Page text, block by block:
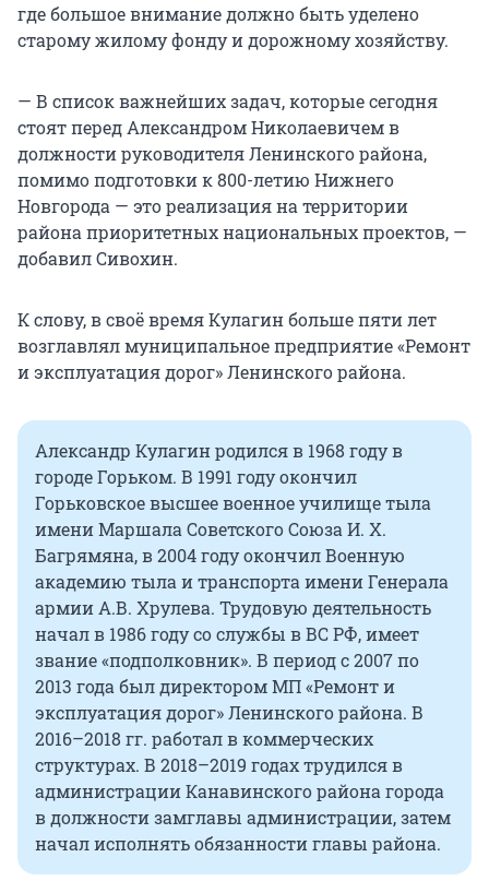
где большое внимание должно быть уделено
старому жилому фонду и дорожному хозяйству.
— В список важнейших задач, которые сегодня
стоят перед Александром Николаевичем в
должности руководителя Ленинского района,
помимо подготовки к 800-летию Нижнего
Новгорода — это реализация на территории
района приоритетных национальных проектов, —
добавил Сивохин.
К слову, в своё время Кулагин больше пяти лет
возглавлял муниципальное предприятие «Ремонт
и эксплуатация дорог» Ленинского района.
Александр Кулагин родился в 1968 году в
городе Горьком. В 1991 году окончил
Горьковское высшее военное училище тыла
имени Маршала Советского Союза И. Х.
Багрямяна, в 2004 году окончил Военную
академию тыла и транспорта имени Генерала
армии А.В. Хрулева. Трудовую деятельность
начал в 1986 году со службы в ВС РФ, имеет
звание «подполковник». В период с 2007 по
2013 года был директором МП «Ремонт и
эксплуатация дорог» Ленинского района. В
2016–2018 гг. работал в коммерческих
структурах. В 2018–2019 годах трудился в
администрации Канавинского района города
в должности замглавы администрации, затем
начал исполнять обязанности главы района.